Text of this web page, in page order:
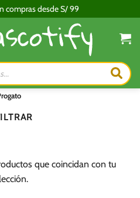
compras desde S/ 99
que coincidan con tu